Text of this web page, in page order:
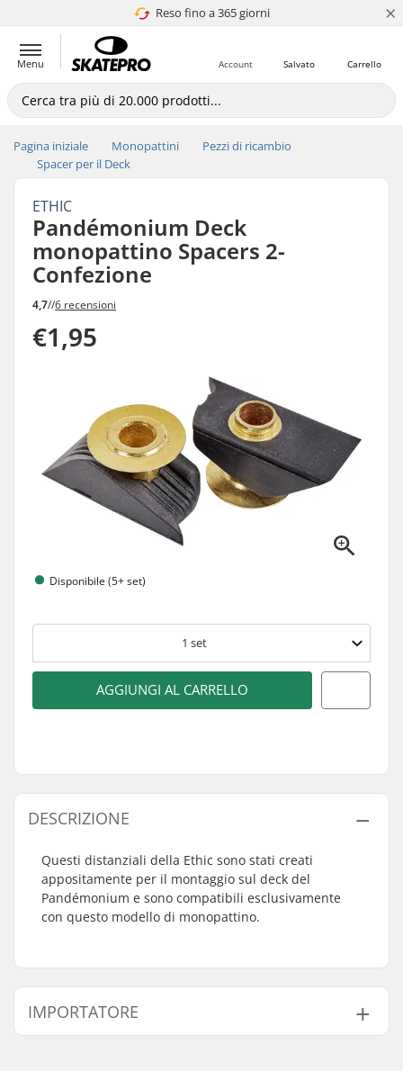
Reso fino a 365 giorni
4.8 di 5 ×
Menu Carrello
Salvato
Account
Pagina iniziale Monopattini
Pezzi di ricambio
Spacer per il Deck
ETHIC
Pandémonium Deck
monopattino Spacers 2-
Confezione
4,7//6 recensioni
€1,95
Disponibile (5+ set)
1 set
AGGIUNGI AL CARRELLO
DESCRIZIONE
Questi distanziali della Ethic sono stati creati
appositamente per il montaggio sul deck del
Pandémonium e sono compatibili esclusivamente
con questo modello di monopattino.
IMPORTATORE